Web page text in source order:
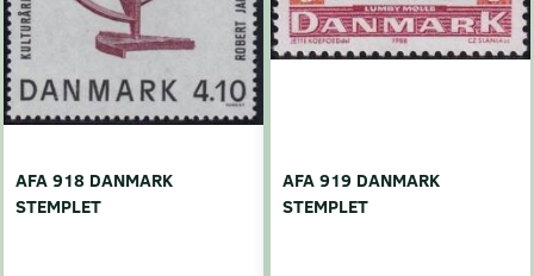
AFA 918 DANMARK
STEMPLET
AFA 919 DANMARK
STEMPLET